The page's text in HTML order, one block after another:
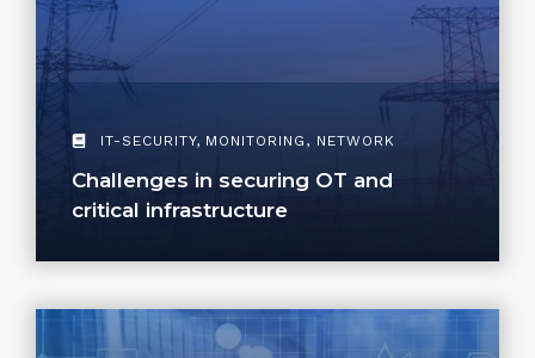
IT-SECURITY, MONITORING , NETWORK
Challenges in securing OT and
critical infrastructure